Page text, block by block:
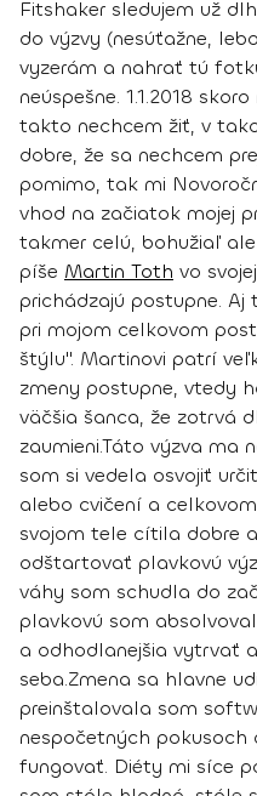
Fitshaker sledujem už
do výzvy (nesúťažne,
vyzerám a nahrať tú
neúspešne. 1.1.2018
takto nechcem žiť, v
dobre, že sa nechcem
pomimo, tak mi
vhod na začiatok mojej
takmer celú, bohužiaľ
píše Martin Toth vo
prichádzajú postupne.
pri mojom celkovom
štýlu". Martinovi patrí
zmeny postupne, vtedy
väčšia šanca, že zotrvá
zaumieni.Táto výzva ma
som si vedela osvojiť
alebo cvičení a
svojom tele cítila dobre
odštartovať plavkovú
váhy som schudla do
plavkovú som
a odhodlanejšia vytrvať
seba.Zmena sa hlavne
preinštalovala som
nespočetných pokusoch
fungovať. Diéty mi síce